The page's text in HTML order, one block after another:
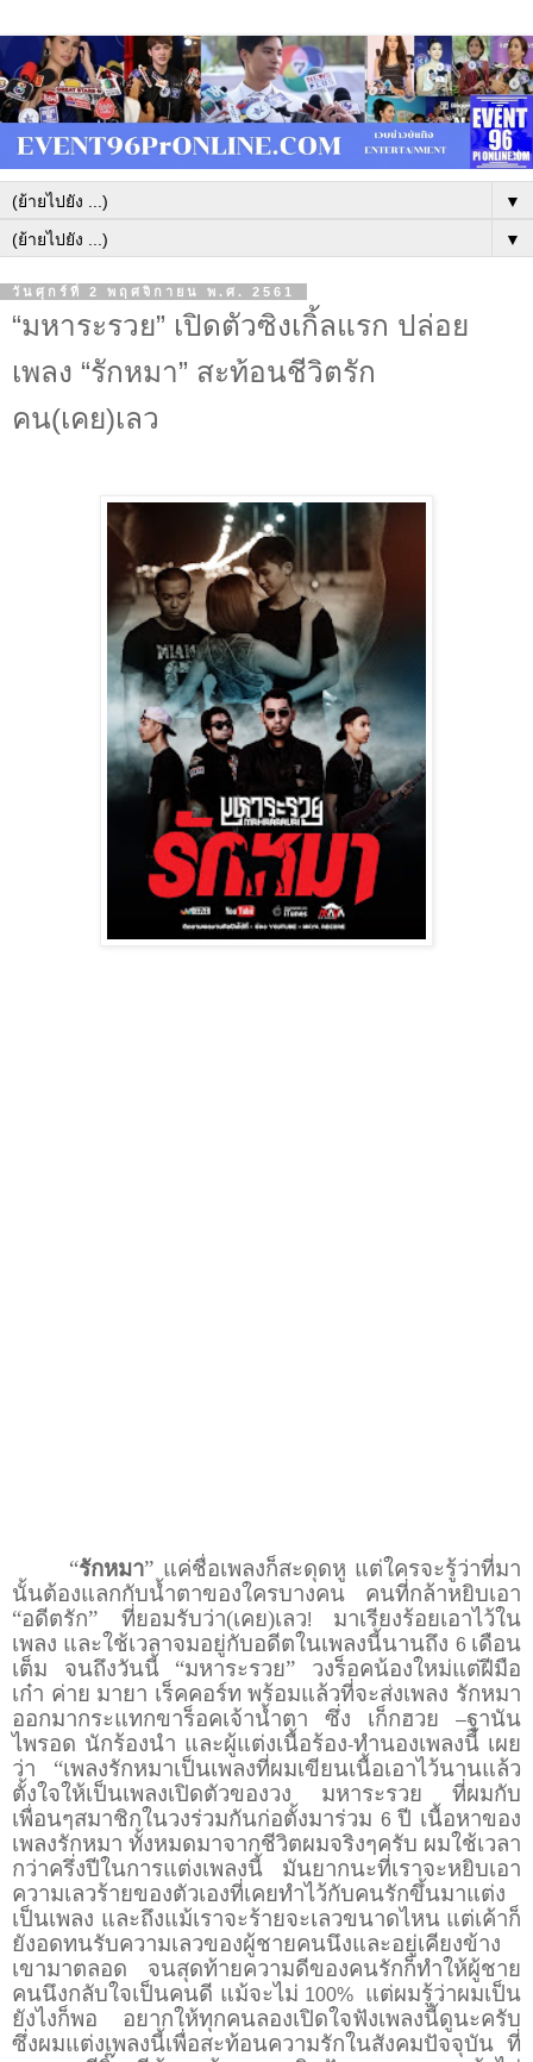
▼
▼
วันศุกร์ที่ 2 พฤศจิกายน พ.ศ. 2561
“มหาระรวย” เปิดตัวซิงเกิ้ลแรก ปล่อย
เพลง “รักหมา” สะท้อนชีวิตรัก
คน(เคย)เลว
“รักหมา” แค่ชื่อเพลงก็สะดุดหู แต่ใครจะรู้ว่าที่มา
นั้นต้องแลกกับน้ำตาของใครบางคน คนที่กล้าหยิบเอา
“อดีตรัก” ที่ยอมรับว่า(เคย)เลว! มาเรียงร้อยเอาไว้ใน
เพลง และใช้เวลาจมอยู่กับอดีตในเพลงนี้นานถึง 6 เดือน
เต็ม จนถึงวันนี้ “มหาระรวย” วงร็อคน้องใหม่แต่ฝีมือ
เก๋า ค่าย มายา เร็คคอร์ท พร้อมแล้วที่จะส่งเพลง รักหมา
ออกมากระแทกขาร็อคเจ้าน้ำตา ซึ่ง เก็กฮวย
–ฐานัน
ไพรอด นักร้องนำ และผู้แต่งเนื้อร้อง-ทำนองเพลงนี้ เผย
ว่า “เพลงรักหมาเป็นเพลงที่ผมเขียนเนื้อเอาไว้นานแล้ว
ตั้งใจให้เป็นเพลงเปิดตัวของวง มหาระรวย ที่ผมกับ
เพื่อนๆสมาชิกในวงร่วมกันก่อตั้งมาร่วม 6 ปี เนื้อหาของ
เพลงรักหมา ทั้งหมดมาจากชีวิตผมจริงๆครับ ผมใช้เวลา
กว่าครึ่งปีในการแต่งเพลงนี้ มันยากนะที่เราจะหยิบเอา
ความเลวร้ายของตัวเองที่เคยทำไว้กับคนรักขึ้นมาแต่ง
เป็นเพลง และถึงแม้เราจะร้ายจะเลวขนาดไหน แต่เค้าก็
ยังอดทนรับความเลวของผู้ชายคนนึงและอยู่เคียงข้าง
เขามาตลอด จนสุดท้ายความดีของคนรักก็ทำให้ผู้ชาย
คนนึงกลับใจเป็นคนดี แม้จะไม่ 100%
แต่ผมรู้ว่าผมเป็น
ยังไงก็พอ อยากให้ทุกคนลองเปิดใจฟังเพลงนี้ดูนะครับ
ซึ่งผมแต่งเพลงนี้เพื่อสะท้อนความรักในสังคมปัจจุบัน ที่